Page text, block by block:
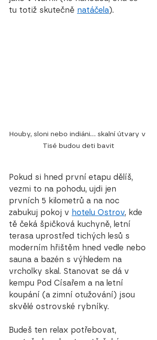
tu totiž skutečně natáčela).
Houby, sloni nebo indiáni... skalní útvary v
Tisé budou deti bavit
Pokud si hned první etapu dělíš,
vezmi to na pohodu, ujdi jen
prvních 5 kilometrů a na noc
zabukuj pokoj v hotelu Ostrov, kde
tě čeká špičková kuchyně, letní
terasa uprostřed tichých lesů s
moderním hřištěm hned vedle nebo
sauna a bazén s výhledem na
vrcholky skal. Stanovat se dá v
kempu Pod Císařem a na letní
koupání (a zimní otužování) jsou
skvělé ostrovské rybníky.
Budeš ten relax potřebovat,